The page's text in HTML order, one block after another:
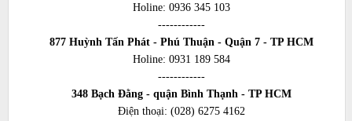
Holine: 0936 345 103
------------
877 Huỳnh Tấn Phát - Phú Thuận - Quận 7 - TP HCM
Holine: 0931 189 584
------------
348 Bạch Đằng - quận Bình Thạnh - TP HCM
Điện thoại: (028) 6275 4162